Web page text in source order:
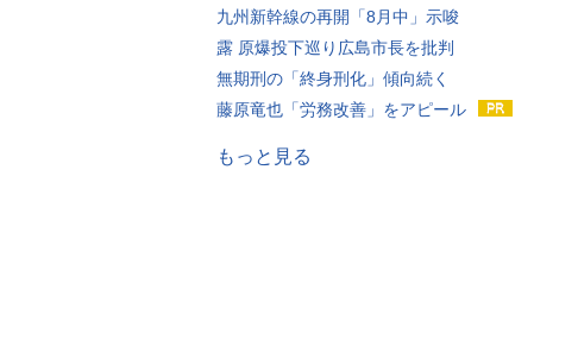
九州新幹線の再開「8月中」示唆
露 原爆投下巡り広島市長を批判
無期刑の「終身刑化」傾向続く
藤原竜也「労務改善」をアピール
もっと見る